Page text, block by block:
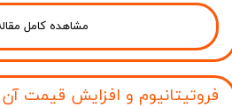
مشاهده کامل
فروتیتانیوم و افزایش قیمت آن